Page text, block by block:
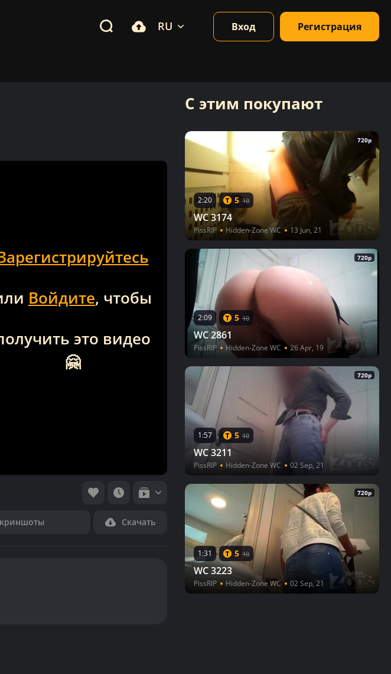
RU Вход Регистрация
Войдите, чтобы
это видео
🤗
Скачать
С этим покупают
720p
2:20 5 10
WC 3174
PissRIP Hidden-Zone WC 13 Jun, 21
720p
2:09 5 10
WC 2861
PissRIP Hidden-Zone WC 26 Apr, 19
720p
1:57 5 10
WC 3211
PissRIP Hidden-Zone WC 02 Sep, 21
720p
1:31 5 10
WC 3223
PissRIP Hidden-Zone WC 02 Sep, 21